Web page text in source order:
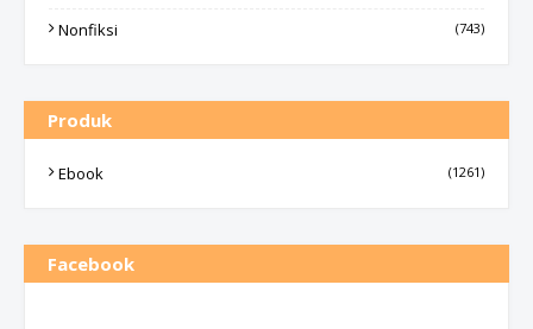
Nonfiksi (743)
Produk
Ebook (1261)
Facebook